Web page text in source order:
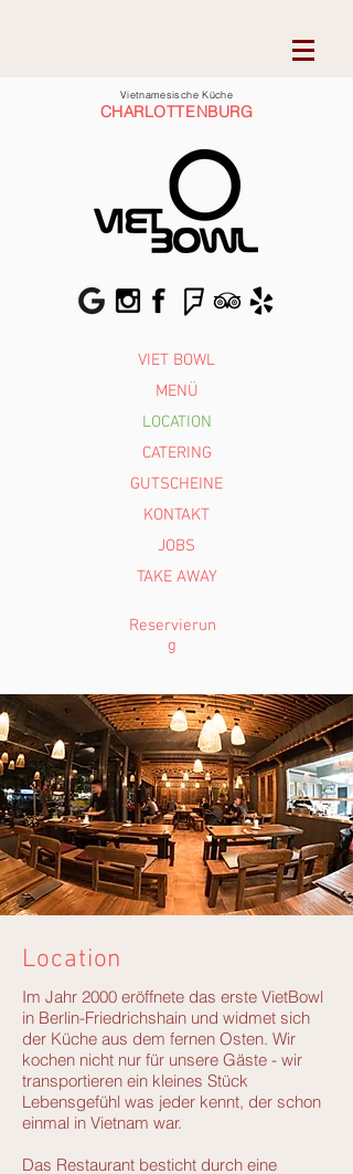
g
Vietnamesische Küche
CHARLOTTENBURG
VIET BOWL
MENÜ
LOCATION
CATERING
GUTSCHEINE
KONTAKT
JOBS
TAKE AWAY
Reservierun
g
Location
Im Jahr 2000 eröffnete das erste VietBowl
in Berlin-Friedrichshain und widmet sich
der Küche aus dem fernen Osten. Wir
kochen nicht nur für unsere Gäste - wir
transportieren ein kleines Stück
Lebensgefühl was jeder kennt, der schon
einmal in Vietnam war.
Das Restaurant besticht durch eine